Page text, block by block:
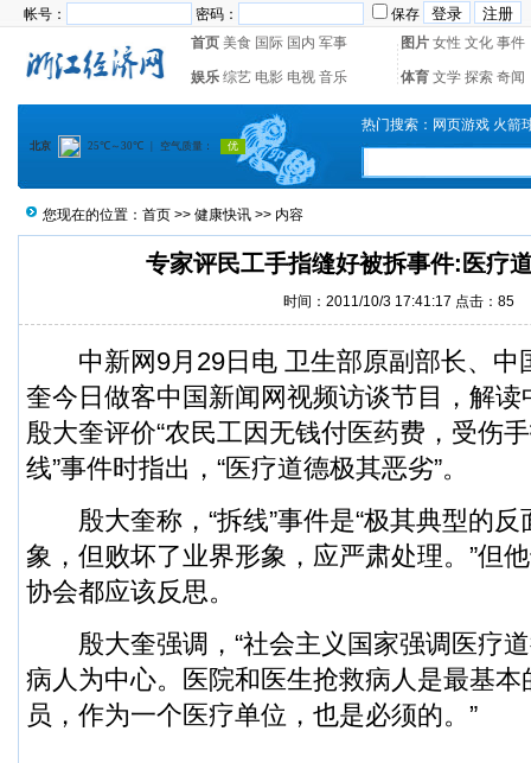
帐号： 密码：
保存
首页 美食 国际 国内 军事 图片 女性 文化 事件
娱乐 综艺 电影 电视 音乐 体育 文学 探索 奇闻
热门搜索： 网页游戏 火箭
您现在的位置： 首页 >> 健康快讯 >> 内容
专家评民工手指缝好被拆事件:医疗
时间：2011/10/3 17:41:17 点击： 85
中新网9月29日电 卫生部原副部长、中
奎今日做客中国新闻网视频访谈节目，解
殷大奎评价“农民工因无钱付医药费，受伤
线”事件时指出，“医疗道德极其恶劣”。
殷大奎称，“拆线”事件是“极其典型的反
象，但败坏了业界形象，应严肃处理。”但
协会都应该反思。
殷大奎强调，“社会主义国家强调医疗道
病人为中心。医院和医生抢救病人是最基
员，作为一个医疗单位，也是必须的。”